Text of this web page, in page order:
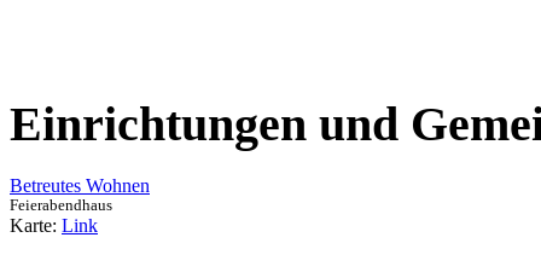
Einrichtungen und
Betreutes Wohnen
Feierabendhaus
Karte: Link